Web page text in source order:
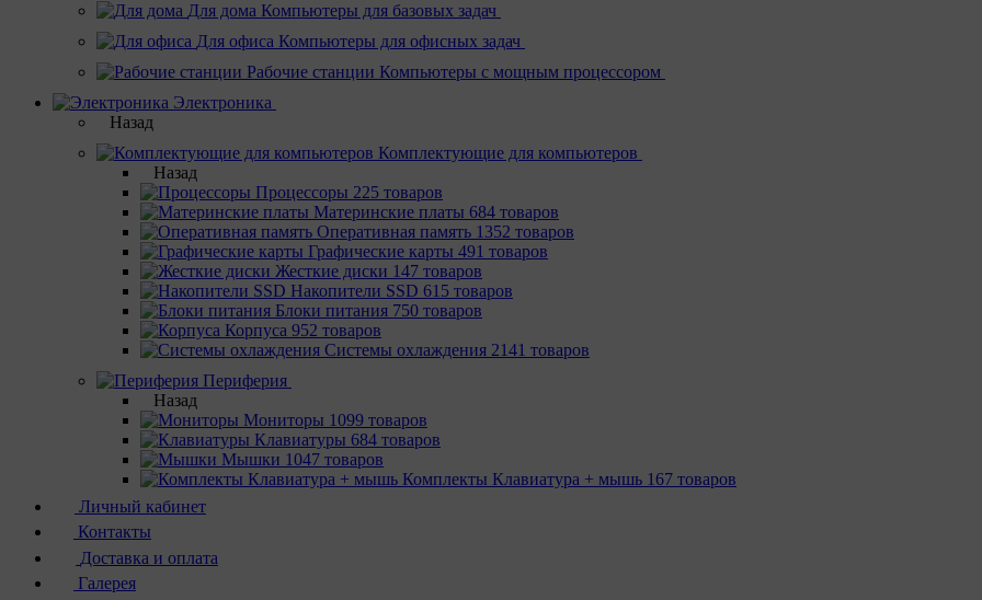
Для дома Компьютеры для базовых задач
Для офиса Компьютеры для офисных задач
Рабочие станции Компьютеры с мощным процессором
Электроника
Назад
Комплектующие для компьютеров
Назад
Процессоры 225 товаров
Материнcкие платы 684 товаров
Оперативная память 1352 товаров
Графические карты 491 товаров
Жесткие диски 147 товаров
Накопители SSD 615 товаров
Блоки питания 750 товаров
Корпуса 952 товаров
Системы охлаждения 2141 товаров
Периферия
Назад
Мониторы 1099 товаров
Клавиатуры 684 товаров
Мышки 1047 товаров
Комплекты Клавиатура + мышь 167 товаров
Личный кабинет
Контакты
Доставка и оплата
Галерея